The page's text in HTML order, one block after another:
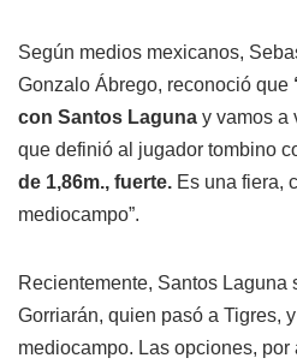
Según medios mexicanos,
Gonzalo Ábrego, reconoció que
con Santos Laguna y vamos a
que definió al jugador tombino
de 1,86m., fuerte. Es una fiera,
mediocampo”.
Recientemente, Santos Laguna
Gorriarán, quien pasó a Tigres,
mediocampo. Las opciones, por